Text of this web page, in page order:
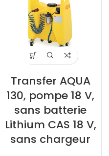
Transfer AQUA
130, pompe 18 V,
sans batterie
Lithium CAS 18 V,
sans chargeur